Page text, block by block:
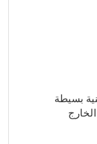
بسيطة